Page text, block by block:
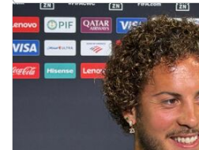
Opens in new window